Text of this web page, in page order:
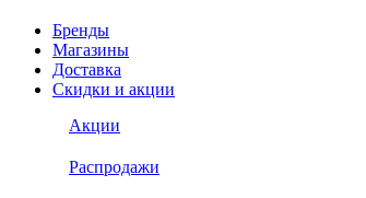
Бренды
Магазины
Доставка
Скидки и акции
Акции
Распродажи